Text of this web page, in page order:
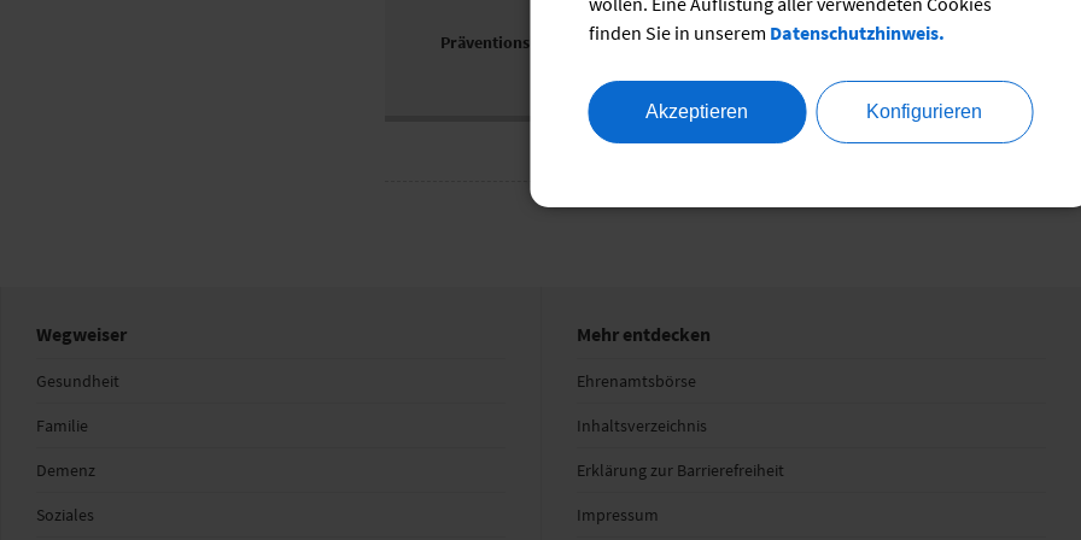
Präventionsleistungen
Wegweiser
Gesundheit
Familie
Demenz
Soziales
Mehr entdecken
Ehrenamtsbörse
Inhaltsverzeichnis
Erklärung zur Barrierefreiheit
Impressum
finden Sie in unserem Datenschutzhinweis.
Akzeptieren Konfigurieren